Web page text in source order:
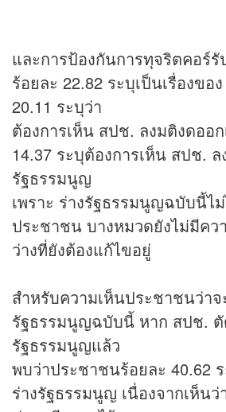
และการป้องกันการทุจริตคอร์
ร้อยละ 22.82 ระบุเป็นเรื่องขอ
20.11 ระบุว่า
ต้องการเห็น สปช. ลงมติงดออ
14.37 ระบุต้องการเห็น สปช.
รัฐธรรมนูญ
เพราะ ร่างรัฐธรรมนูญฉบับนี้ไ
ประชาชน บางหมวดยังไม่มีคว
ว่างที่ยังต้องแก้ไขอยู่
สำหรับความเห็นประชาชนว่าจ
รัฐธรรมนูญฉบับนี้ หาก สปช. ตั
รัฐธรรมนูญแล้ว
พบว่าประชาชนร้อยละ 40.62
ร่างรัฐธรรมนูญ เนื่องจากเห็น